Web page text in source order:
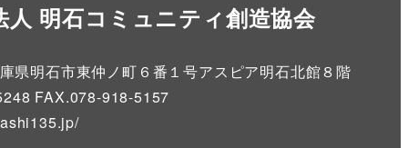
人 明石コミュニティ創造協会
県明石市東仲ノ町６番１号アスピア明石北館８階
FAX.078-918-5157
/